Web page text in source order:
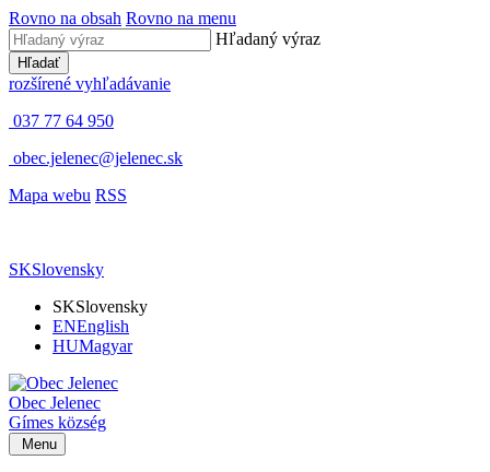
Rovno na obsah Rovno na menu
Hľadaný výraz
Hľadať
rozšírené vyhľadávanie
037 77 64 950
obec.jelenec@jelenec.sk
Mapa webu RSS
SKSlovensky
SKSlovensky
ENEnglish
HUMagyar
Obec Jelenec
Gímes község
Menu